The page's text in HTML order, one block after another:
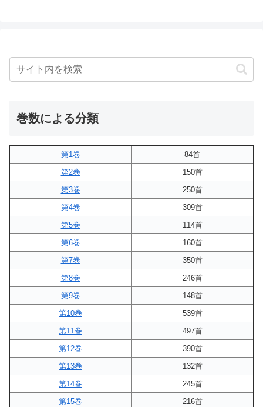
巻数による分類
第1巻
84首
第2巻
150首
第3巻
250首
第4巻
309首
第5巻
114首
第6巻
160首
第7巻
350首
第8巻
246首
第9巻
148首
第10巻
539首
第11巻
497首
第12巻
390首
第13巻
132首
第14巻
245首
第15巻
216首